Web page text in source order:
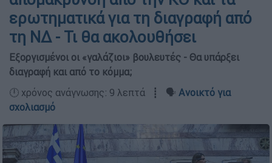
ερωτηματικά για τη διαγραφή από
τη ΝΔ - Τι θα ακολουθήσει
Εξοργισμένοι οι «γαλάζιοι» βουλευτές - Θα υπάρξει
διαγραφή και από το κόμμα;
🕛 χρόνος ανάγνωσης: 9 λεπτά ┋ 🗣️ Ανοικτό για
σχολιασμό